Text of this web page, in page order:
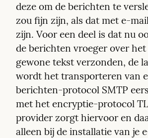
deze om de berichten te
zou fijn zijn, als dat met e-
zijn. Voor een deel is dat nu
de berichten vroeger over
gewone tekst verzonden, de
wordt het transporteren van
berichten-protocol SMTP
met het encryptie-protocol
provider zorgt hiervoor en
alleen bij de installatie van je